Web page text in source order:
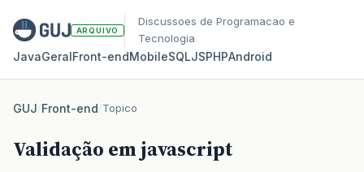
ARQUIVO
Discussoes de Programacao e
Tecnologia
JavaGeralFront‑endMobileSQLJSPHPAndroid
GUJ/Front-end/Topico
Validação em javascript